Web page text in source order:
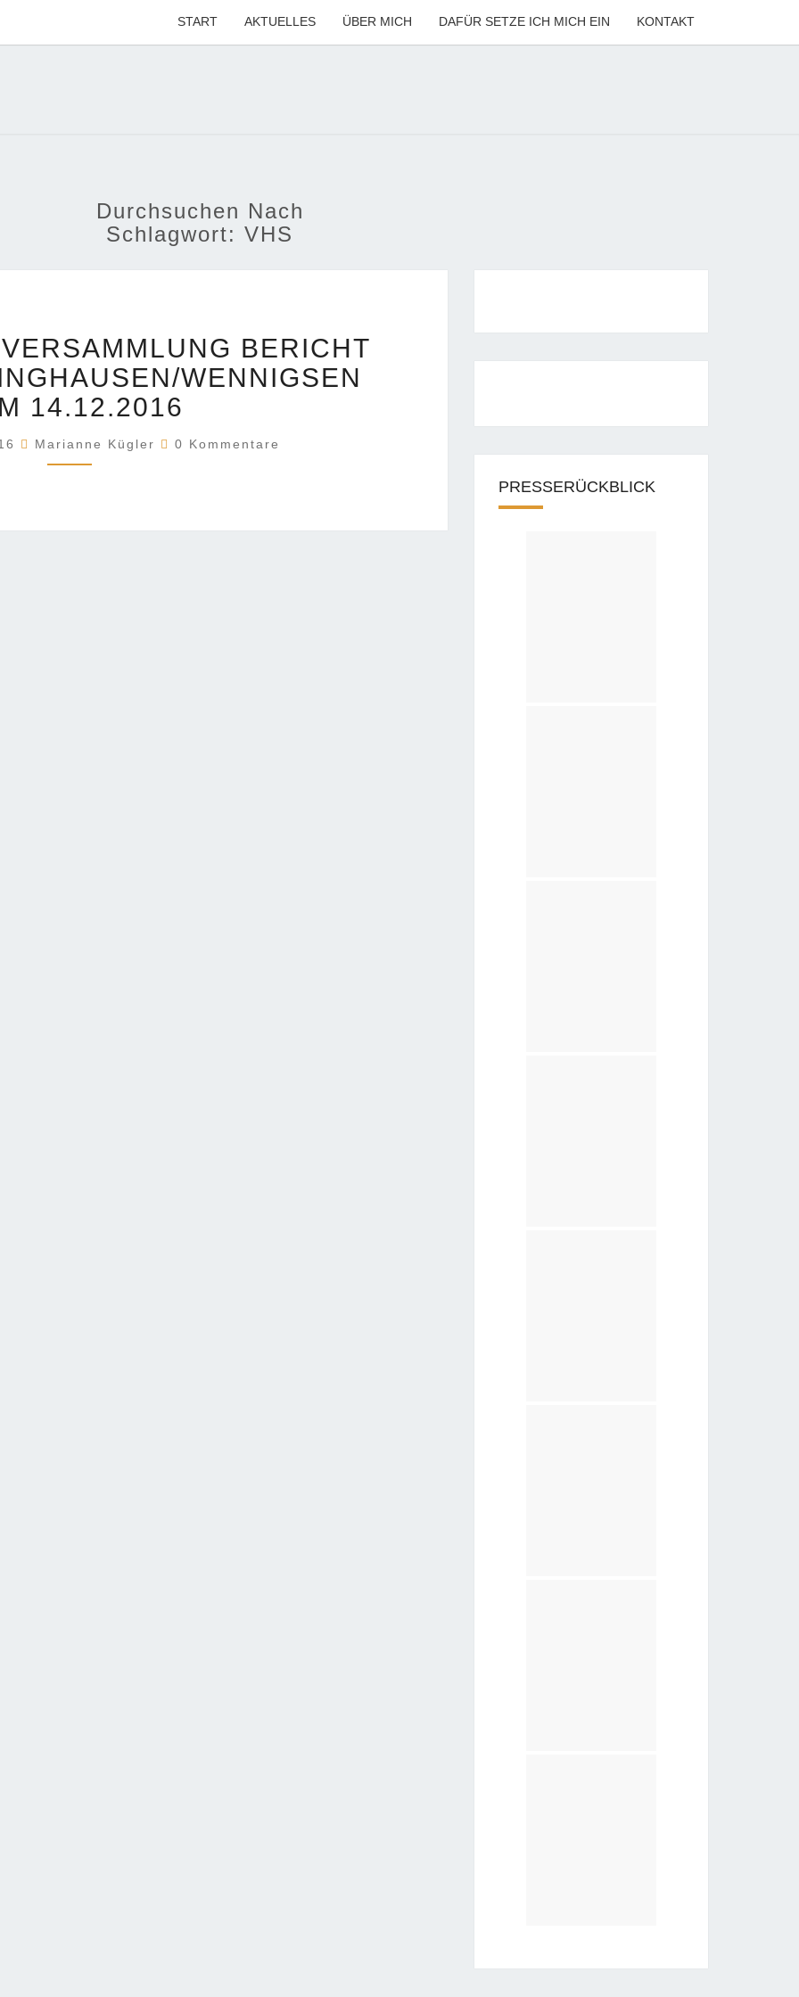
START AKTUELLES ÜBER MICH DAFÜR SETZE ICH MICH EIN KONTAKT
Durchsuchen Nach
Schlagwort: VHS
VERBANDSVERSAMMLUNG
BERICHT
DER
HAZ
BARSINGHAUSEN/WENNIGSEN
VOM
BERICHT
WENNIGSEN
14.12.2016
Marianne Kügler Kommentare
0 Kommentare
PRESSERÜCKBLICK